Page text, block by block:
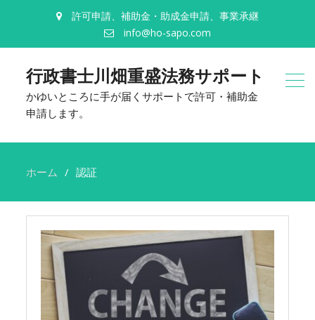
許可申請、補助金・助成金申請、事業承継
info@ho-sapo.com
行政書士川畑重盛法務サポート
かゆいところに手が届くサポートで許可・補助金
申請します。
ホーム 認証
認
証